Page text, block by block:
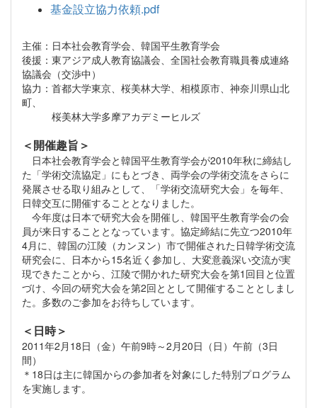
基金設立協力依頼.pdf
主催：日本社会教育学会、韓国平生教育学会
後援：東アジア成人教育協議会、全国社会教育職員養成連絡
協議会（交渉中）
協力：首都大学東京、桜美林大学、相模原市、神奈川県山北
町、
桜美林大学多摩アカデミーヒルズ
＜開催趣旨＞
日本社会教育学会と韓国平生教育学会が2010年秋に締結し
た「学術交流協定」にもとづき、両学会の学術交流をさらに
発展させる取り組みとして、「学術交流研究大会」を毎年、
日韓交互に開催することとなりました。
今年度は日本で研究大会を開催し、韓国平生教育学会の会
員が来日することとなっています。協定締結に先立つ2010年
4月に、韓国の江陵（カンヌン）市で開催された日韓学術交流
研究会に、日本から15名近く参加し、大変意義深い交流が実
現できたことから、江陵で開かれた研究大会を第1回目と位置
づけ、今回の研究大会を第2回ととして開催することとしまし
た。多数のご参加をお待ちしています。
＜日時＞
2011年2月18日（金）午前9時～2月20日（日）午前（3日
間）
＊18日は主に韓国からの参加者を対象にした特別プログラム
を実施します。